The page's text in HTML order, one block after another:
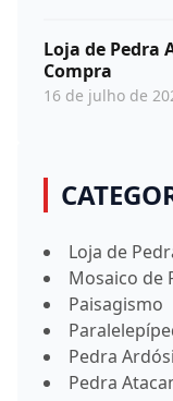
Loja de Pedra
Compra
16 de julho de
Loja de
Mosaico de
Paisagismo
Pedra
Pedra